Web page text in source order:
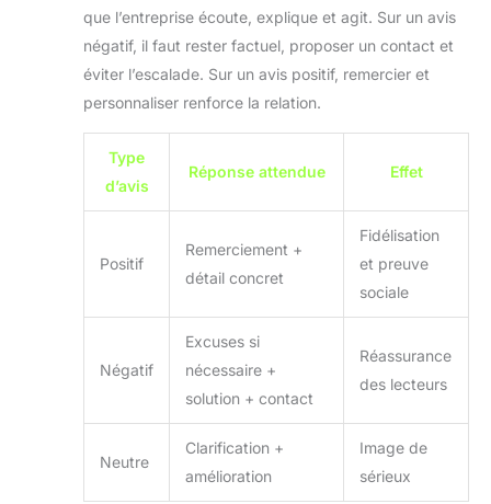
que l’entreprise écoute, explique et agit. Sur un avis
négatif, il faut rester factuel, proposer un contact et
éviter l’escalade. Sur un avis positif, remercier et
personnaliser renforce la relation.
Type
d’avis
Réponse attendue Effet
Positif
Remerciement +
détail concret
Fidélisation
et preuve
sociale
Négatif
Excuses si
nécessaire +
solution + contact
Réassurance
des lecteurs
Neutre
Clarification +
amélioration
Image de
sérieux